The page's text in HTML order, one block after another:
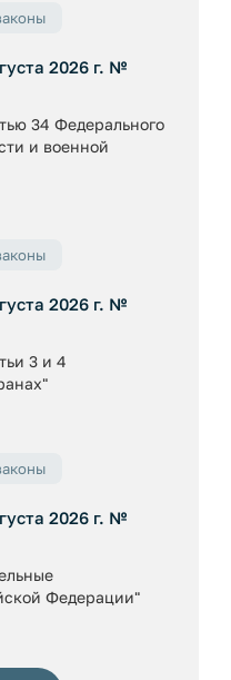
2026 г. №
34 Федерального
и военной
2026 г. №
3 и 4
2026 г. №
Федерации"